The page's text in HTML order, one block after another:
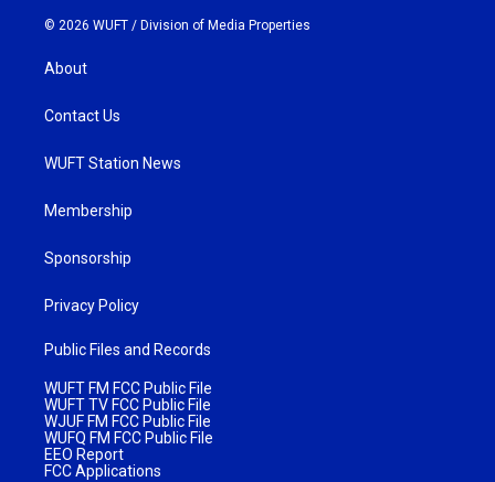
© 2026 WUFT / Division of Media Properties
About
Contact Us
WUFT Station News
Membership
Sponsorship
Privacy Policy
Public Files and Records
WUFT FM FCC Public File
WUFT TV FCC Public File
WJUF FM FCC Public File
WUFQ FM FCC Public File
EEO Report
FCC Applications